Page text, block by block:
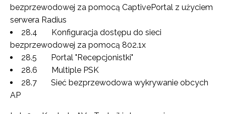
bezprzewodowej za pomocą CaptivePortal z użyciem
serwera Radius
28.4 Konfiguracja dostępu do sieci
bezprzewodowej za pomocą 802.1x
28.5 Portal "Recepcjonistki"
28.6 Multiple PSK
28.7 Sieć bezprzewodowa wykrywanie obcych
AP